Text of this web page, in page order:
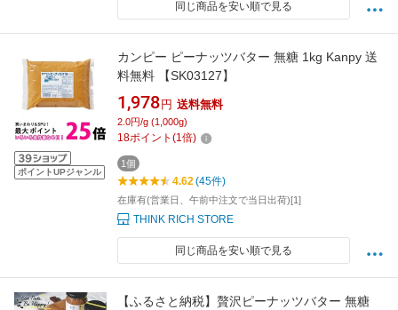
同じ商品を安い順で見る
ポイントUPジャンル
カンピー ピーナッツバター 無糖 1kg Kanpy 送
料無料 【SK03127】
1,978 円 送料無料
2.0円/g (1,000g)
18ポイント (1倍)
1個
4.62(45件)
在庫有(営業日、午前中注文で当日出荷)[1]
THINK RICH STORE
同じ商品を安い順で見る
【ふるさと納税】贅沢ピーナッツバター 無糖